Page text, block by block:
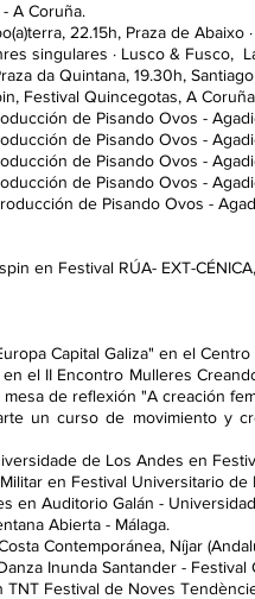
A Coruña.
22.15h, Praza de Abaixo
singulares · Lusco & Fusco,
da Quintana, 19.30h,
Festival Quincegotas, A Coruña
de Pisando Ovos -
de Pisando Ovos -
de Pisando Ovos -
de Pisando Ovos -
de Pisando Ovos -
en Festival RÚA- EXT-
Capital Galiza" en el
en el II Encontro Mulleres
de reflexión "A creación
un curso de movimiento y
de Los Andes en
en Festival Universitario
en Auditorio Galán -
Abierta - Málaga.
Contemporánea, Níjar
Inunda Santander - Festival
Festival de Noves